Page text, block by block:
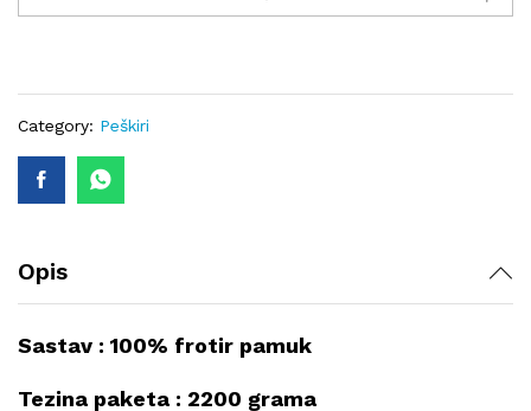
SET
70x140
cm
Category: Peškiri
Opis
Sastav : 100% frotir pamuk
Tezina paketa : 2200 grama